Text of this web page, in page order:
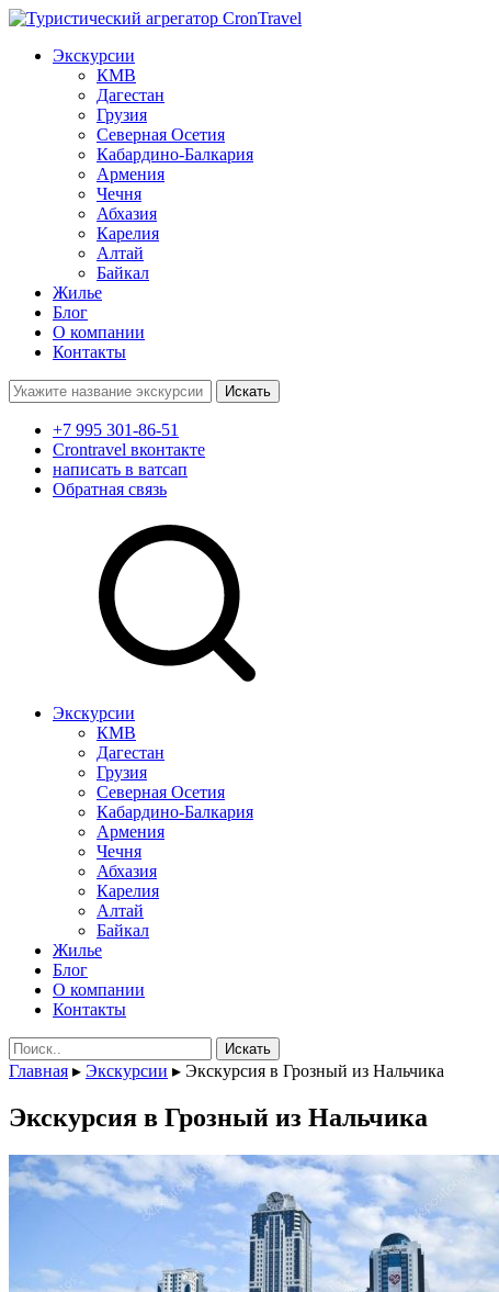
Экскурсии
КМВ
Дагестан
Грузия
Северная Осетия
Кабардино-Балкария
Армения
Чечня
Абхазия
Карелия
Алтай
Байкал
Жилье
Блог
О компании
Контакты
Поиск:
+7 995 301-86-51
Crontravel вконтакте
написать в ватсап
Обратная связь
Экскурсии
КМВ
Дагестан
Грузия
Северная Осетия
Кабардино-Балкария
Армения
Чечня
Абхазия
Карелия
Алтай
Байкал
Жилье
Блог
О компании
Контакты
Поиск:
Главная ▸ Экскурсии ▸ Экскурсия в Грозный из Нальчика
Экскурсия в Грозный из Нальчика